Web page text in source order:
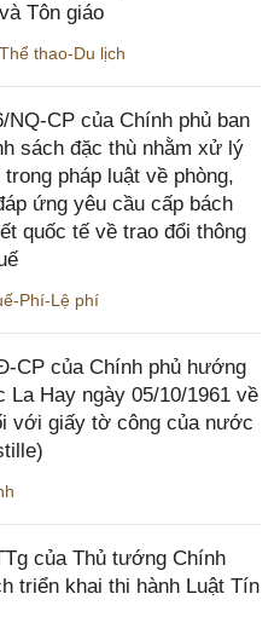
Tôn giáo
thao-Du lịch
NQ-CP của Chính phủ ban
sách đặc thù nhằm xử lý
pháp luật về phòng,
ứng yêu cầu cấp bách
quốc tế về trao đổi thông
Phí-Lệ phí
CP của Chính phủ hướng
Hay ngày 05/10/1961 về
với giấy tờ công của nước
của Thủ tướng Chính
triển khai thi hành Luật Tín